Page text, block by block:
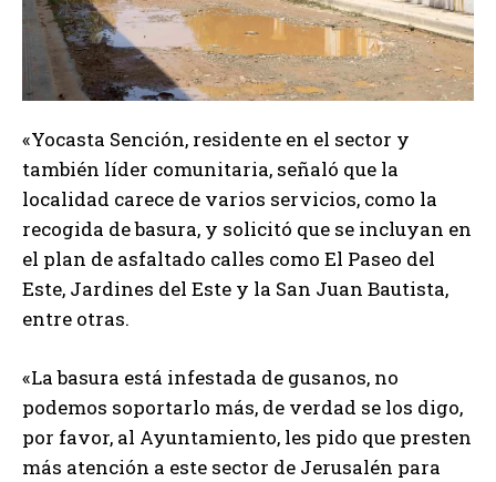
«Yocasta Sención, residente en el sector y
también líder comunitaria, señaló que la
localidad carece de varios servicios, como la
recogida de basura, y solicitó que se incluyan en
el plan de asfaltado calles como El Paseo del
Este, Jardines del Este y la San Juan Bautista,
entre otras.
«La basura está infestada de gusanos, no
podemos soportarlo más, de verdad se los digo,
por favor, al Ayuntamiento, les pido que presten
más atención a este sector de Jerusalén para